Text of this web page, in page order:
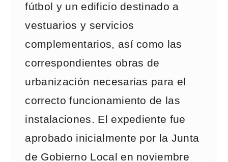
fútbol y un edificio destinado a
vestuarios y servicios
complementarios, así como las
correspondientes obras de
urbanización necesarias para el
correcto funcionamiento de las
instalaciones. El expediente fue
aprobado inicialmente por la Junta
de Gobierno Local en noviembre